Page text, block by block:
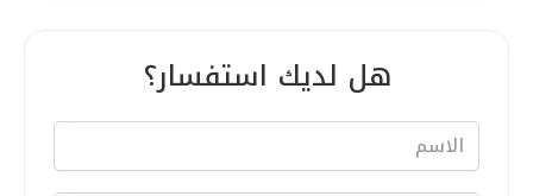
هل لديك استفسار؟